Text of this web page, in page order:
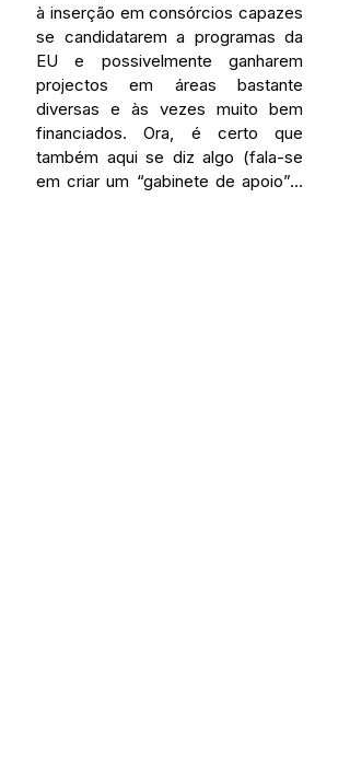
à inserção em consórcios capazes
se candidatarem a programas da
EU e possivelmente ganharem
projectos em áreas bastante
diversas e às vezes muito bem
financiados. Ora, é certo que
também aqui se diz algo (fala-se
em criar um “gabinete de apoio”…